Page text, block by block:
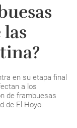
en su etapa final
a los
de frambuesas
de El Hoyo.